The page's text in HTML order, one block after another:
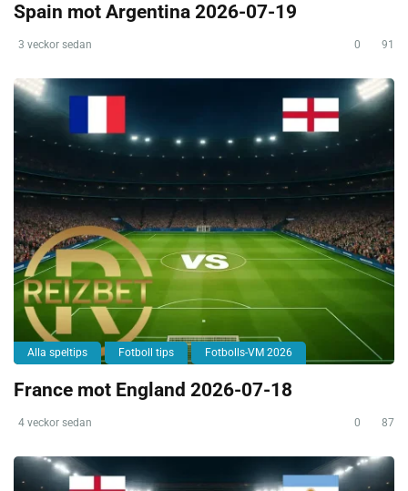
Spain mot Argentina 2026-07-19
3 veckor sedan 0 91
Alla speltips Fotboll tips Fotbolls-VM 2026
France mot England 2026-07-18
4 veckor sedan 0 87